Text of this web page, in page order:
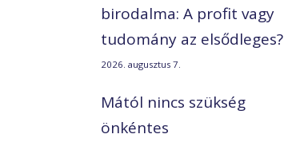
birodalma: A profit vagy
tudomány az elsődleges?
2026. augusztus 7.
Mától nincs szükség
önkéntes